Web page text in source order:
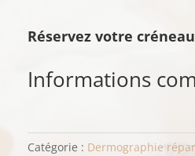
Réservez votre
Informations
Catégorie : Dermographie